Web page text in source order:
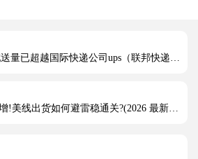
跨境电商巨头亚马逊配送量已超越国际快递公司ups（联邦快递也与亚马逊分道扬镳）
美国 5H 严查、退运激增!美线出货如何避雷稳通关?(2026 最新实操指南)